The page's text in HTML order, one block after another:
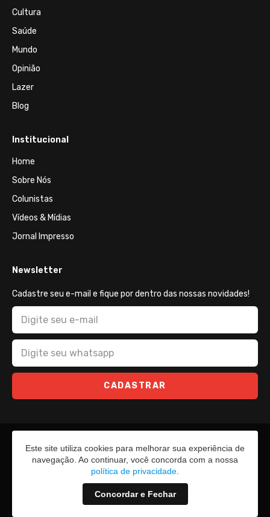
Cultura
Saúde
Mundo
Opinião
Lazer
Blog
Institucional
Home
Sobre Nós
Colunistas
Vídeos & Mídias
Jornal Impresso
Newsletter
Cadastre seu e-mail e fique por dentro das nossas novidades!
CADASTRAR
Este site utiliza cookies para melhorar sua experiência de
navegação. Ao continuar, você concorda com a nossa
política de privacidade
Concordar e Fechar